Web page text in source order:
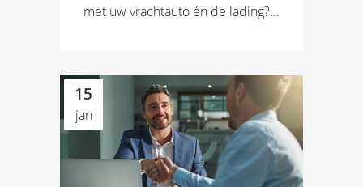
met uw vrachtauto én de lading?...
15
jan